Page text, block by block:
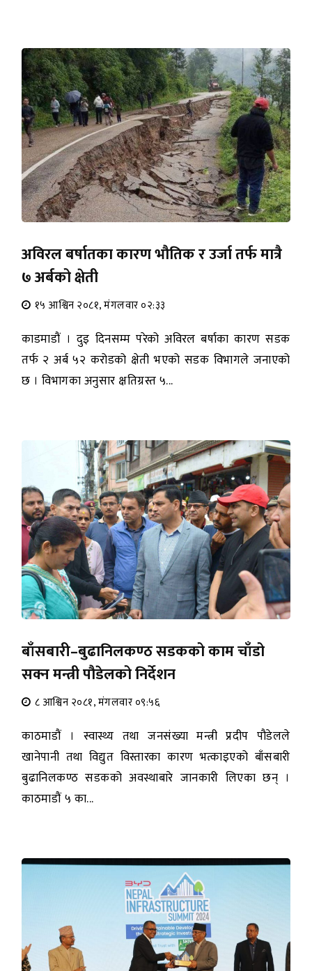
अविरल बर्षातका कारण भौतिक र उर्जा तर्फ मात्रै
७ अर्बको क्षेती
१५ आश्विन २०८१, मंगलवार ०२:३३
काडमाडौं । दुइ दिनसम्म परेको अविरल बर्षाका कारण सडक
तर्फ २ अर्ब ५२ करोडको क्षेती भएको सडक विभागले जनाएको
छ । विभागका अनुसार क्षतिग्रस्त ५...
बाँसबारी–बुढानिलकण्ठ सडकको काम चाँडो
सक्न मन्त्री पौडेलको निर्देशन
८ आश्विन २०८१, मंगलवार ०९:५६
काठमाडौं । स्वास्थ्य तथा जनसंख्या मन्त्री प्रदीप पौडेलले
खानेपानी तथा विद्युत विस्तारका कारण भत्काइएको बाँसबारी
बुढानिलकण्ठ सडकको अवस्थाबारे जानकारी लिएका छन् ।
काठमाडौं ५ का...